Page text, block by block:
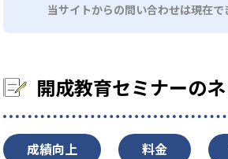
当サイトからの問い合わせは現在で
開成教育セミナーの
成績向上 料金